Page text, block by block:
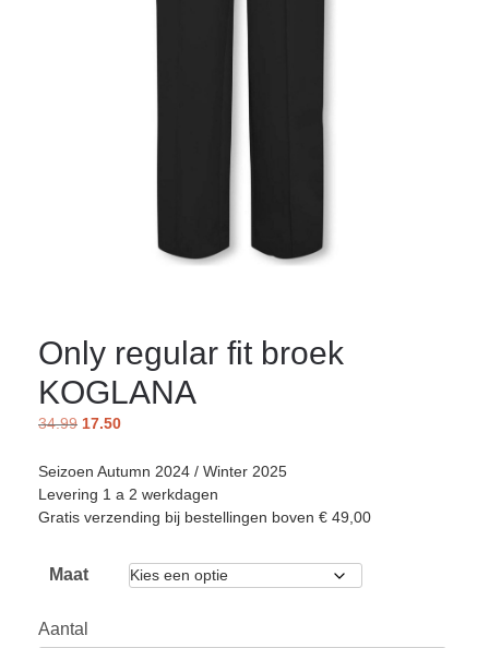
Only regular fit broek
KOGLANA
34.99 17.50
Seizoen Autumn 2024 / Winter 2025
Levering 1 a 2 werkdagen
Gratis verzending bij bestellingen boven € 49,00
Maat
Aantal